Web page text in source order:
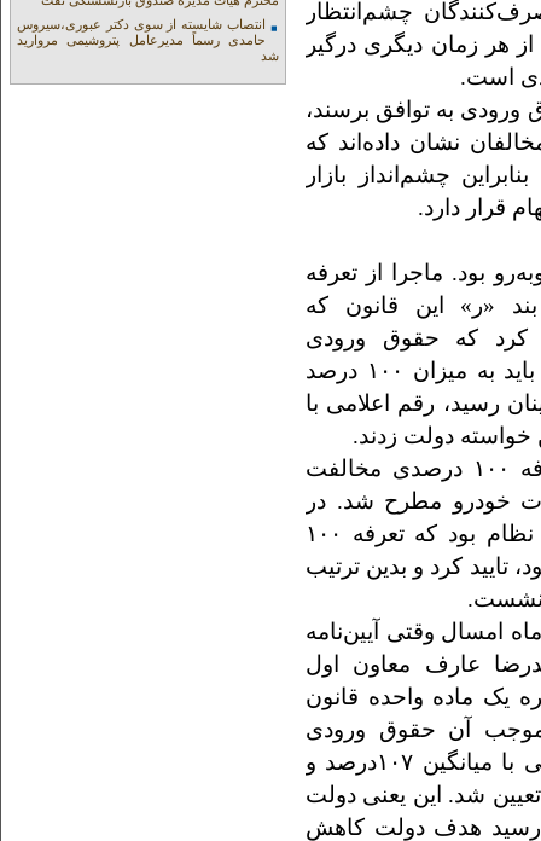
چشم‌انتظار
هر زمان دیگری درگیر
است.
به توافق برسند،
نشان داده‌اند که
چشم‌انداز بازار
قرار دارد.
بود. ماجرا از تعرفه
۱۴۰۴ آغاز شد. بند «ر» این قانون که
کرد که حقوق ورودی
خودروهای وارداتی از محل ارز تخصیصی این بند باید به میزان ۱۰۰ درصد
رسید، رقم اعلامی با
خواسته دولت زدند.
مجلسی‌ها و در راس آن کمیسیون صنایع با تعرفه ۱۰۰ درصدی مخالفت
برای واردات خودرو مطرح شد. در
نهایت نیز هیات نظارت مجمع تشخیص مصلحت نظام بود که تعرفه ۱۰۰
تایید کرد و بدین ترتیب
نشست.
جا ختم نمی‌شود، در ۲۵ خردادماه امسال وقتی آیین‌نامه
عارف معاون اول
یک ماده واحده قانون
به موجب آن حقوق ورودی
خودروهای وارداتی بنزینی از ۲۰ تا ۱۹۰ درصد یعنی با میانگین ۱۰۷درصد و
تعیین شد. این یعنی دولت
هدف دولت کاهش
انتصاب شایسته از سوی دکتر عبوری،سیروس
حامدی رسماً مدیرعامل پتروشیمی مروارید
شد